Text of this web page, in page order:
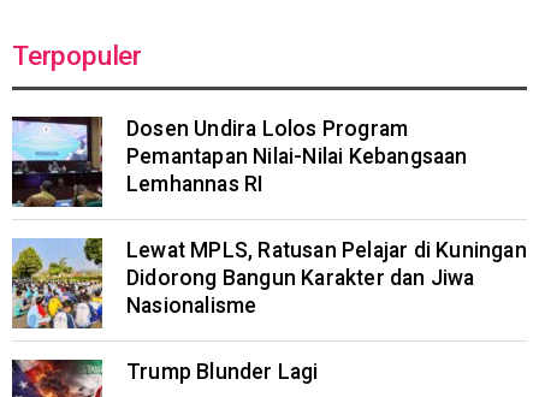
Terpopuler
Dosen Undira Lolos Program
Pemantapan Nilai-Nilai Kebangsaan
Lemhannas RI
Lewat MPLS, Ratusan Pelajar di Kuningan
Didorong Bangun Karakter dan Jiwa
Nasionalisme
Trump Blunder Lagi